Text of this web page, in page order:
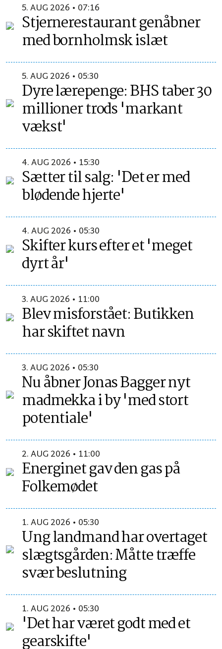
5. AUG 2026 • 07:16
Stjernerestaurant genåbner
med bornholmsk islæt
5. AUG 2026 • 05:30
Dyre lærepenge: BHS taber 30
millioner trods 'markant
vækst'
4. AUG 2026 • 15:30
Sætter til salg: 'Det er med
blødende hjerte'
4. AUG 2026 • 05:30
Skifter kurs efter et 'meget
dyrt år'
3. AUG 2026 • 11:00
Blev misforstået: Butikken
har skiftet navn
3. AUG 2026 • 05:30
Nu åbner Jonas Bagger nyt
madmekka i by 'med stort
potentiale'
2. AUG 2026 • 11:00
Energinet gav den gas på
Folkemødet
1. AUG 2026 • 05:30
Ung landmand har overtaget
slægtsgården: Måtte træffe
svær beslutning
1. AUG 2026 • 05:30
'Det har været godt med et
gearskifte'